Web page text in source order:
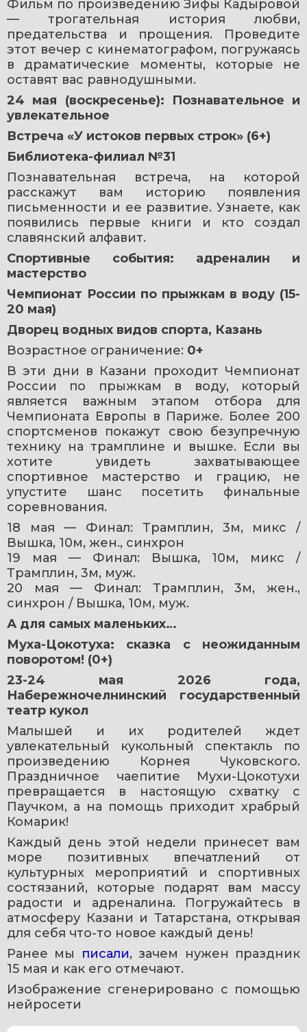
Фильм по произведению Зифы Кадыровой
— трогательная история любви,
предательства и прощения. Проведите
этот вечер с кинематографом, погружаясь
в драматические моменты, которые не
оставят вас равнодушными.
24 мая (воскресенье): Познавательное и
увлекательное
Встреча «У истоков первых строк» (6+)
Библиотека-филиал №31
Познавательная встреча, на которой
расскажут вам историю появления
письменности и ее развитие. Узнаете, как
появились первые книги и кто создал
славянский алфавит.
Спортивные события: адреналин и
мастерство
Чемпионат России по прыжкам в воду (15-
20 мая)
Дворец водных видов спорта, Казань
Возрастное ограничение: 0+
В эти дни в Казани проходит Чемпионат
России по прыжкам в воду, который
является важным этапом отбора для
Чемпионата Европы в Париже. Более 200
спортсменов покажут свою безупречную
технику на трамплине и вышке. Если вы
хотите увидеть захватывающее
спортивное мастерство и грацию, не
упустите шанс посетить финальные
соревнования.
18 мая — Финал: Трамплин, 3м, микс /
Вышка, 10м, жен., синхрон
19 мая — Финал: Вышка, 10м, микс /
Трамплин, 3м, муж.
20 мая — Финал: Трамплин, 3м, жен.,
синхрон / Вышка, 10м, муж.
А для самых маленьких…
Муха-Цокотуха: сказка с неожиданным
поворотом! (0+)
23-24 мая 2026 года,
Набережночелнинский государственный
театр кукол
Малышей и их родителей ждет
увлекательный кукольный спектакль по
произведению Корнея Чуковского.
Праздничное чаепитие Мухи-Цокотухи
превращается в настоящую схватку с
Паучком, а на помощь приходит храбрый
Комарик!
Каждый день этой недели принесет вам
море позитивных впечатлений от
культурных мероприятий и спортивных
состязаний, которые подарят вам массу
радости и адреналина. Погружайтесь в
атмосферу Казани и Татарстана, открывая
для себя что-то новое каждый день!
Ранее мы писали, зачем нужен праздник
15 мая и как его отмечают.
Изображение сгенерировано с помощью
нейросети